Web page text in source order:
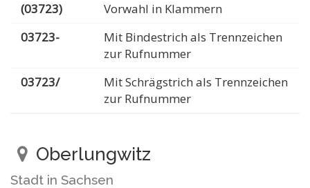
(03723)
Vorwahl in Klammern
03723-
Mit Bindestrich als Trennzeichen
zur Rufnummer
03723/
Mit Schrägstrich als Trennzeichen
zur Rufnummer
Oberlungwitz
Stadt in Sachsen